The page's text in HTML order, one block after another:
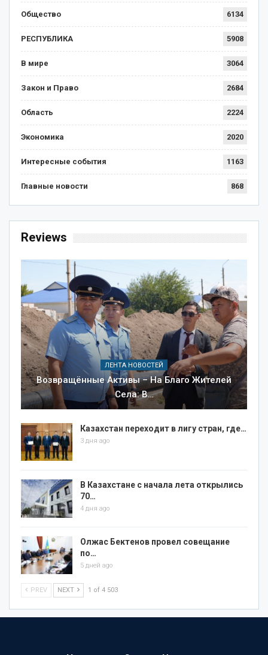
Общество 6134
РЕСПУБЛИКА 5908
В мире 3064
Закон и Право 2684
Область 2224
Экономика 2020
Интересные события 1163
Главные новости 868
Reviews
ЛЕНТА НОВОСТЕЙ
Возвращённые Активы – На Благо Жителей
Села: В…
Казахстан переходит в лигу стран, где…
3 дня ago
В Казахстане с начала лета открылись
70…
4 дня ago
Олжас Бектенов провел совещание
по…
5 дней ago
PREV NEXT 1 of 4 503